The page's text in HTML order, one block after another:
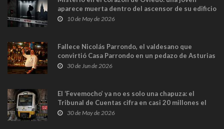
aparece muerta dentro del ascensor de su edificio
y las cámaras captan sus últimos minutos
10 de May de 2026
Fallece Nicolás Parrondo, el valdesano que
convirtió Casa Parrondo en un pedazo de Asturias
en Madrid
30 de Jun de 2026
El ‘Fevemocho’ ya no es solo una chapuza: el
Tribunal de Cuentas cifra en casi 20 millones el
sobrecoste de los trenes que no cabían por los
30 de May de 2026